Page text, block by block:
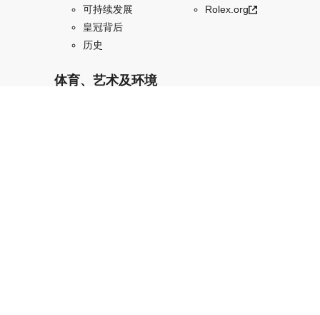
可持续发展
皇冠背后
历史
体育、艺术及环境
Rolex.org